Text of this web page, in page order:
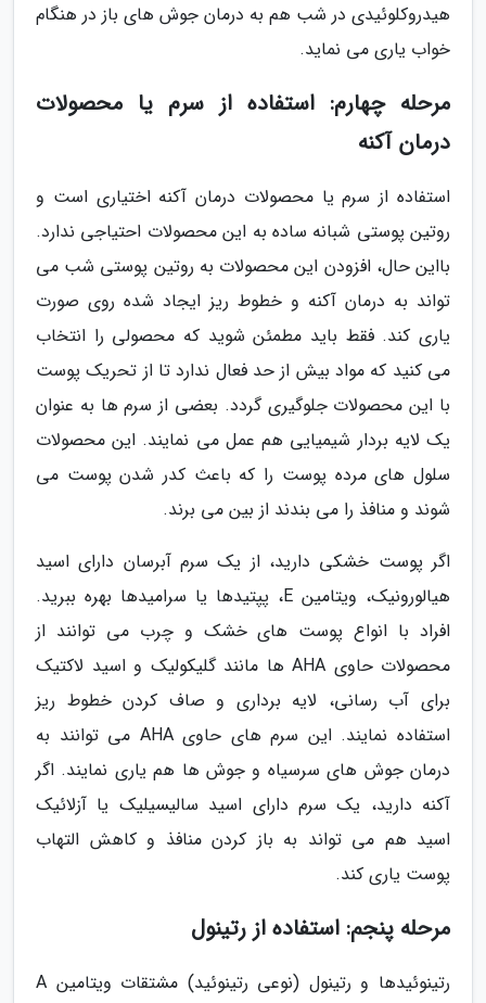
هیدروکلوئیدی در شب هم به درمان جوش های باز در هنگام
خواب یاری می نماید.
مرحله چهارم: استفاده از سرم یا محصولات
درمان آکنه
استفاده از سرم یا محصولات درمان آکنه اختیاری است و
روتین پوستی شبانه ساده به این محصولات احتیاجی ندارد.
بااین حال، افزودن این محصولات به روتین پوستی شب می
تواند به درمان آکنه و خطوط ریز ایجاد شده روی صورت
یاری کند. فقط باید مطمئن شوید که محصولی را انتخاب
می کنید که مواد بیش از حد فعال ندارد تا از تحریک پوست
با این محصولات جلوگیری گردد. بعضی از سرم ها به عنوان
یک لایه بردار شیمیایی هم عمل می نمایند. این محصولات
سلول های مرده پوست را که باعث کدر شدن پوست می
شوند و منافذ را می بندند از بین می برند.
اگر پوست خشکی دارید، از یک سرم آبرسان دارای اسید
هیالورونیک، ویتامین E، پپتیدها یا سرامیدها بهره ببرید.
افراد با انواع پوست های خشک و چرب می توانند از
محصولات حاوی AHA ها مانند گلیکولیک و اسید لاکتیک
برای آب رسانی، لایه برداری و صاف کردن خطوط ریز
استفاده نمایند. این سرم های حاوی AHA می توانند به
درمان جوش های سرسیاه و جوش ها هم یاری نمایند. اگر
آکنه دارید، یک سرم دارای اسید سالیسیلیک یا آزلائیک
اسید هم می تواند به باز کردن منافذ و کاهش التهاب
پوست یاری کند.
مرحله پنجم: استفاده از رتینول
رتینوئیدها و رتینول (نوعی رتینوئید) مشتقات ویتامین A